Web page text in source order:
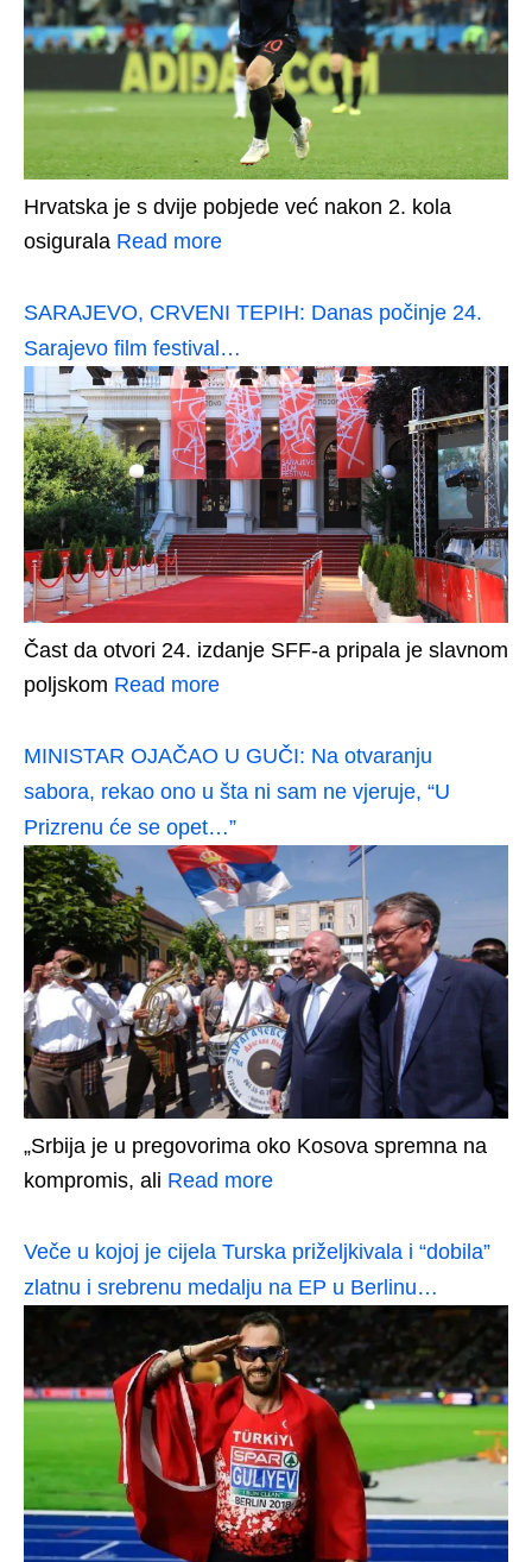
Hrvatska je s dvije pobjede već nakon 2. kola
osigurala Read more
SARAJEVO, CRVENI TEPIH: Danas počinje 24.
Sarajevo film festival…
Čast da otvori 24. izdanje SFF-a pripala je slavnom
poljskom Read more
MINISTAR OJAČAO U GUČI: Na otvaranju
sabora, rekao ono u šta ni sam ne vjeruje, “U
Prizrenu će se opet…”
„Srbija je u pregovorima oko Kosova spremna na
kompromis, ali Read more
Veče u kojoj je cijela Turska priželjkivala i “dobila”
zlatnu i srebrenu medalju na EP u Berlinu…